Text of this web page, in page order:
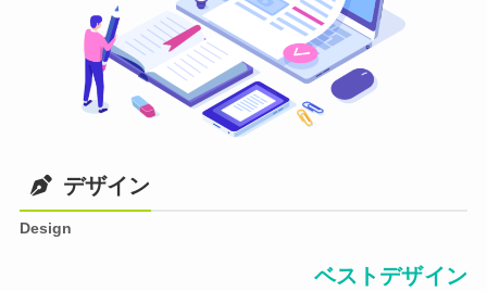
デザイン
Design
ベストデザイン